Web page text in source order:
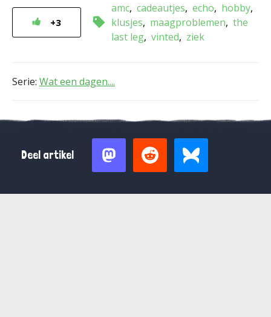
+3
amc cadeautjes echo
hobby
klusjes
maagproblemen the
last leg vinted ziek
Serie: Wat een dagen....
Deel artikel